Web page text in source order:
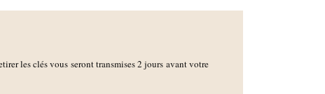
les clés vous seront transmises 2 jours avant votre